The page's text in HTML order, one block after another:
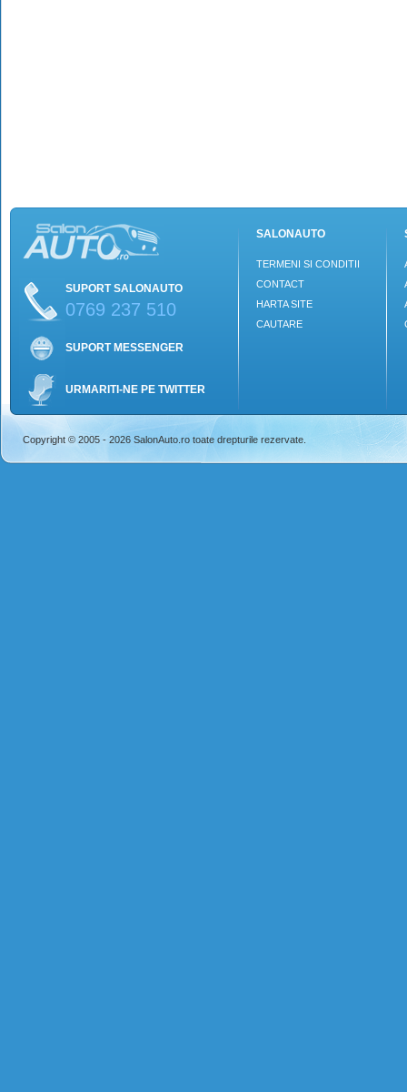
SUPORT SALONAUTO
0769 237 510
SUPORT MESSENGER
URMARITI-NE PE TWITTER
SALONAUTO
TERMENI SI CONDITII
CONTACT
HARTA SITE
CAUTARE
Copyright © 2005 - 2026 SalonAuto.ro toate drepturile rezervate.